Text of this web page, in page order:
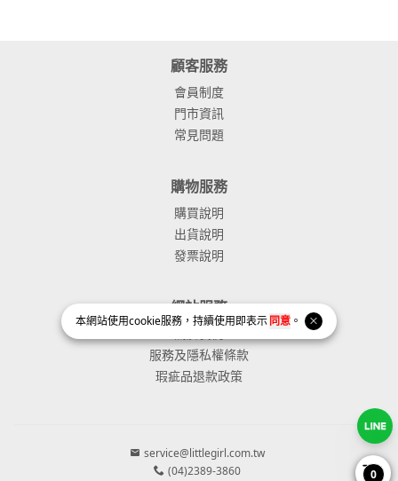
本網站使用cookie服務，持續使用即表示同意 。
顧客服務
會員制度
門市資訊
常見問題
購物服務
購買說明
出貨說明
發票說明
網站服務
服務及隱私權條款
瑕疵品退款政策
service@littlegirl.com.tw
(04)2389-3860
0